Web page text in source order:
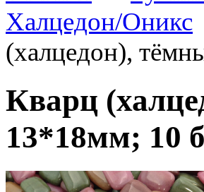
Халцедон/Оникс
(халцедон),
Кварц
13*18мм; 10